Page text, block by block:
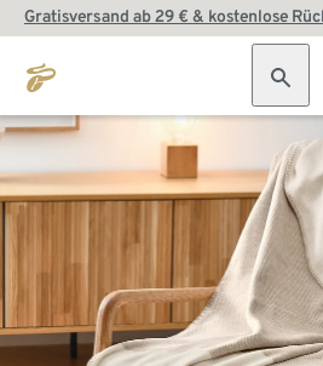
Gratisversand ab 29 € & kostenlose